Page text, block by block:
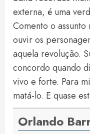
externa, é uma
Comento o
ouvir os
aquela revolução.
concordo quando
vivo e forte. Para
matá-lo. E quase
Orlando